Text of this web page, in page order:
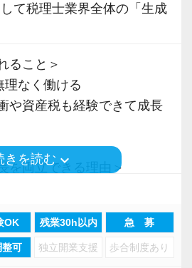
のほか、資産税や相続税と
ョン制は取っていませんの
無い業務でもチャレンジす
挙げて担当することができ
は事務所全体で対応をサポ
応し、売上に貢献していた
与のほかにインセンティブ
業施設や他エリアへのアク
に行ったり、学校に行った
環境にあります。
だくので、予定に合わせた
は最適だと思います！
難しいけれど 落ち着いた
したい…」
て税理士業界全体の「生成
ること＞
理なく働ける
や資産税も経験できて成長
を両立できる理由＞
務に集中可能
専門性の高い案件あり
きを読むkeyboard_arrow_down
OK 残業30h以内 急 募
整可 独立開業支援 歩合制度あり